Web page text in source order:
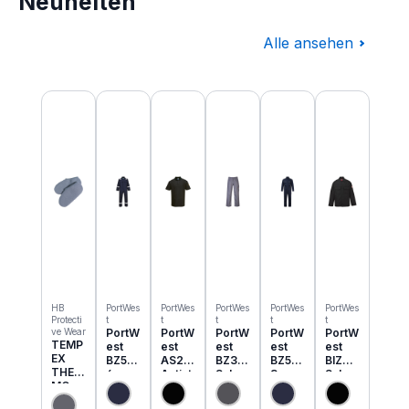
Alle ansehen
Produktgalerie überspringen
HB
Protecti
ve Wear
TEMP
EX
THER
MO
Einzie
PortWes
t
PortW
est
BZ50
6
Classi
c
PortWes
t
PortW
est
AS21
Antist
atik
ESD
PortWes
t
PortW
est
BZ31
Schw
eisser
Cargo
PortWes
t
PortW
est
BZ52
3
Bizwe
ld
PortWes
t
PortW
est
BIZ2
Schw
eisser
Jacke